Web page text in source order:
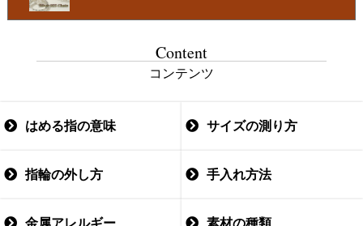
Content
コンテンツ
はめる指の意味 サイズの測り方
指輪の外し方 手入れ方法